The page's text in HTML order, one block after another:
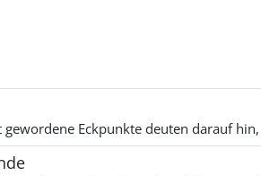
Eckpunkte deuten darauf